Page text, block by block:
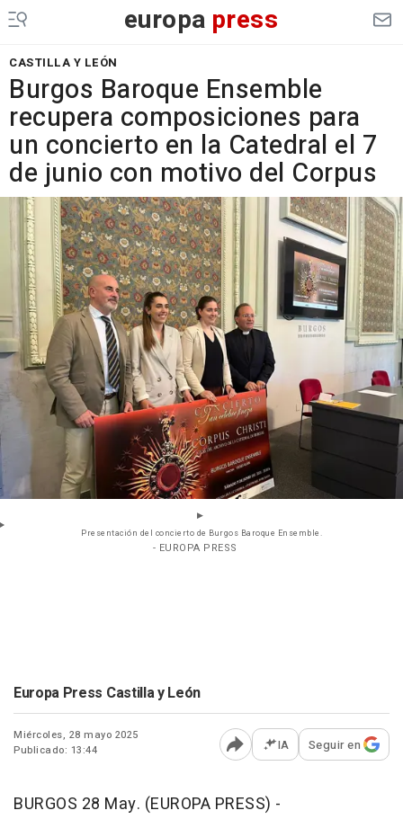
europa press
CASTILLA Y LEÓN
Burgos Baroque Ensemble
recupera composiciones para
un concierto en la Catedral el 7
de junio con motivo del Corpus
Presentación del concierto de Burgos Baroque Ensemble.
- EUROPA PRESS
Europa Press Castilla y León
Miércoles, 28 mayo 2025
Publicado: 13:44
Abrir opciones para
IA Seguir en
BURGOS 28 May. (EUROPA PRESS) -